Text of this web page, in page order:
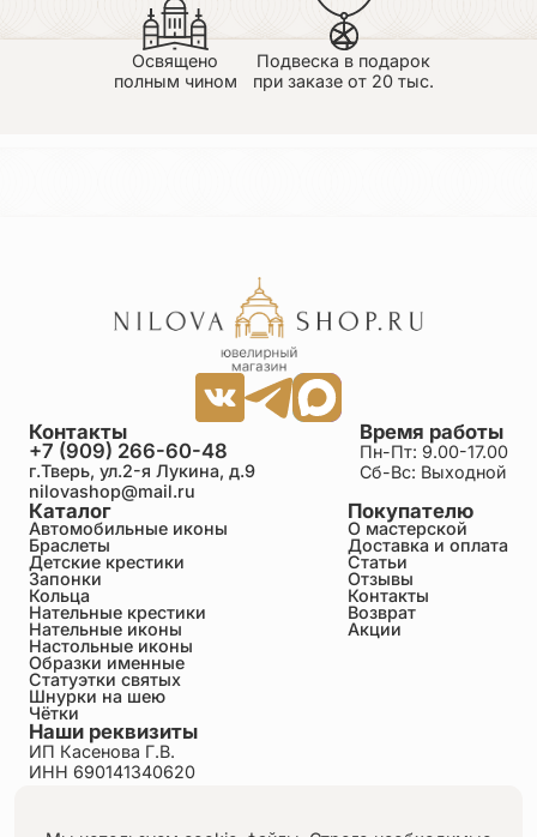
Освящено
полным чином
Подвеска в подарок
при заказе от 20 тыс.
Каталог
Автомобильные иконы
Браслеты
Детские крестики
Запонки
Кольца
Нательные крестики
Нательные иконы
Настольные иконы
Образки именные
Статуэтки святых
Шнурки на шею
Чётки
Покупателю
О мастерской
Доставка и оплата
Статьи
Отзывы
Контакты
Возврат
Акции
Время работы
Пн-Пт: 9.00-17.00
Сб-Вс: Выходной
Контакты
+7 (909) 266-60-48
г.Тверь, ул.2-я Лукина, д.9
nilovashop@mail.ru
Наши реквизиты
ИП Касенова Г.В.
ИНН 690141340620
Пользовательское соглашение